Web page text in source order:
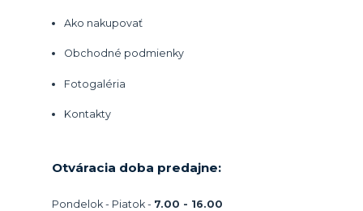
Ako nakupovať
Obchodné podmienky
Fotogaléria
Kontakty
Otváracia doba predajne:
Pondelok - Piatok - 7.00 - 16.00